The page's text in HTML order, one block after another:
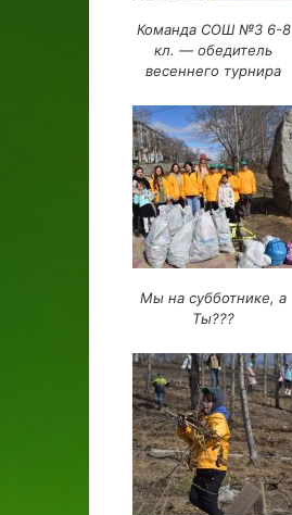
Команда СОШ №3 6-8
кл. — обедитель
весеннего турнира
Мы на субботнике, а
Ты???